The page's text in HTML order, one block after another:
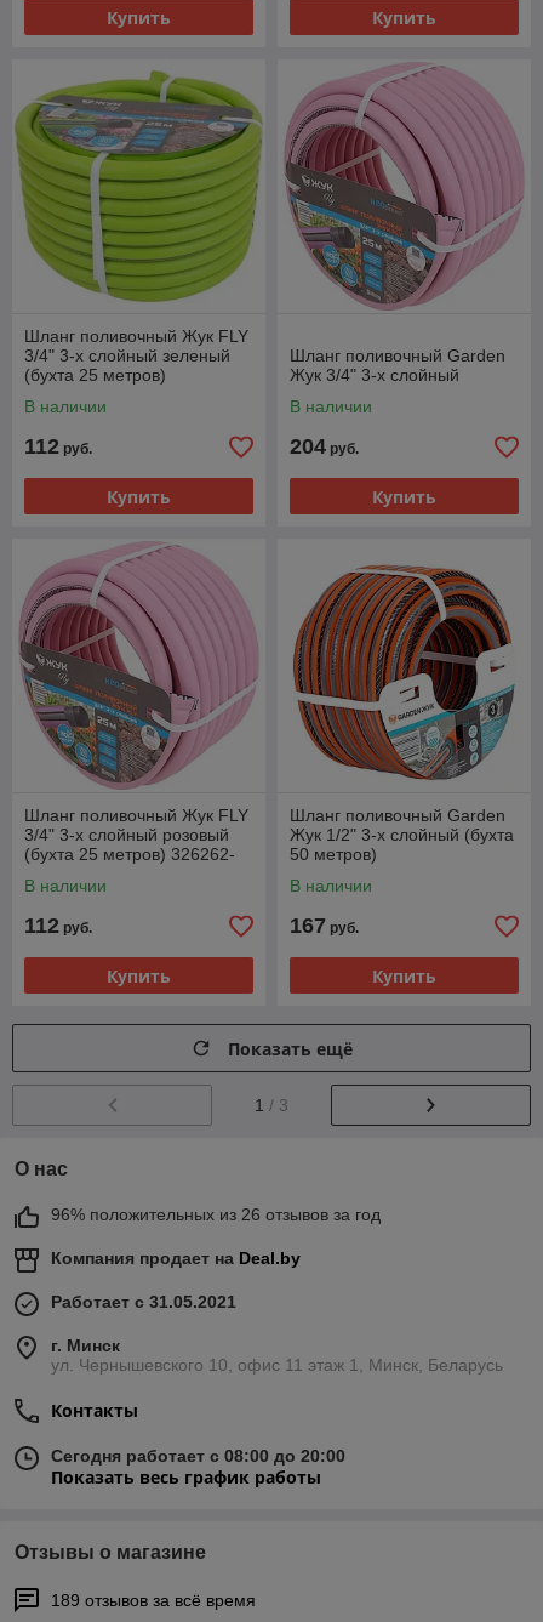
Купить Купить
Шланг поливочный Жук FLY
3/4" 3-х слойный зеленый
(бухта 25 метров)
В наличии
112 руб.
Купить
Шланг поливочный Garden
Жук 3/4" 3-х слойный
В наличии
204 руб.
Купить
Шланг поливочный Жук FLY
3/4" 3-х слойный розовый
(бухта 25 метров) 326262-
В наличии
112 руб.
Купить
Шланг поливочный Garden
Жук 1/2" 3-х слойный (бухта
50 метров)
В наличии
167 руб.
Купить
Показать ещё
1 / 3
О нас
96% положительных из 26 отзывов за год
Компания продает на Deal.by
Работает с 31.05.2021
г. Минск
ул. Чернышевского 10, офис 11 этаж 1, Минск, Беларусь
Контакты
Сегодня работает с 08:00 до 20:00
Показать весь график работы
Отзывы о магазине
189 отзывов за всё время